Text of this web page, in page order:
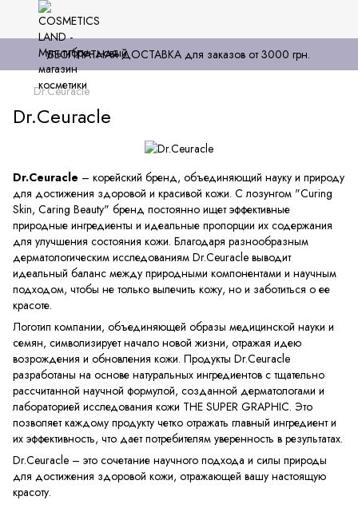
БЕСПЛАТНАЯ ДОСТАВКА для заказов от 3000 грн.
Dr.Ceuracle
Dr.Ceuracle
Dr.Ceuracle – корейский бренд, объединяющий науку и природу
для достижения здоровой и красивой кожи. С лозунгом "Curing
Skin, Caring Beauty" бренд постоянно ищет эффективные
природные ингредиенты и идеальные пропорции их содержания
для улучшения состояния кожи. Благодаря разнообразным
дерматологическим исследованиям Dr.Ceuracle выводит
идеальный баланс между природными компонентами и научным
подходом, чтобы не только вылечить кожу, но и заботиться о ее
красоте.
Логотип компании, объединяющей образы медицинской науки и
семян, символизирует начало новой жизни, отражая идею
возрождения и обновления кожи. Продукты Dr.Ceuracle
разработаны на основе натуральных ингредиентов с тщательно
рассчитанной научной формулой, созданной дерматологами и
лабораторией исследования кожи THE SUPER GRAPHIC. Это
позволяет каждому продукту четко отражать главный ингредиент и
их эффективность, что дает потребителям уверенность в результатах.
Dr.Ceuracle – это сочетание научного подхода и силы природы
для достижения здоровой кожи, отражающей вашу настоящую
красоту.